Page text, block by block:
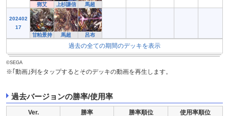
鄧艾
上杉謙信 馬超
202402
17
甘粕景持
馬超 呂布
過去の全ての期間のデッキを表示
©SEGA
※｢動画｣列をタップするとそのデッキの動画を再生します。
過去バージョンの勝率/使用率
Ver. 勝率 勝率順位 使用率順位